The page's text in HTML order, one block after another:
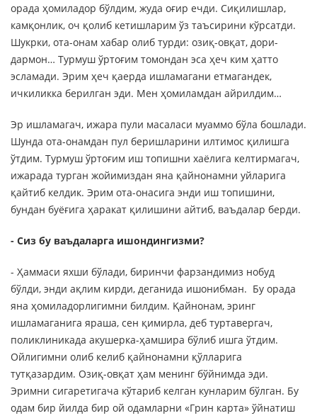
орада ҳомиладор бўлдим, жуда оғир ечди. Сиқилишлар,
камқонлик, оч қолиб кетишларим ўз таъсирини кўрсатди.
Шукрки, ота-онам хабар олиб турди: озиқ-овқат, дори-
дармон… Турмуш ўртоғим томондан эса ҳеч ким ҳатто
эсламади. Эрим ҳеч қаерда ишламагани етмагандек,
ичкиликка берилган эди. Мен ҳомиламдан айрилдим…
Эр ишламагач, ижара пули масаласи муаммо бўла бошлади.
Шунда ота-онамдан пул беришларини илтимос қилишга
ўтдим. Турмуш ўртоғим иш топишни хаёлига келтирмагач,
ижарада турган жойимиздан яна қайнонамни уйларига
қайтиб келдик. Эрим ота-онасига энди иш топишини,
бундан буёғига ҳаракат қилишини айтиб, ваъдалар берди.
- Сиз бу ваъдаларга ишондингизми?
- Ҳаммаси яхши бўлади, биринчи фарзандимиз нобуд
бўлди, энди ақлим кирди, деганида ишонибман. Бу орада
яна ҳомиладорлигимни билдим. Қайнонам, эринг
ишламаганига яраша, сен қимирла, деб туртавергач,
поликлиникада акушерка-ҳамшира бўлиб ишга ўтдим.
Ойлигимни олиб келиб қайнонамни қўлларига
тутқазардим. Озиқ-овқат ҳам менинг бўйнимда эди.
Эримни сигаретигача кўтариб келган кунларим бўлган. Бу
одам бир йилда бир ой одамларни «Грин карта» ўйнатиш